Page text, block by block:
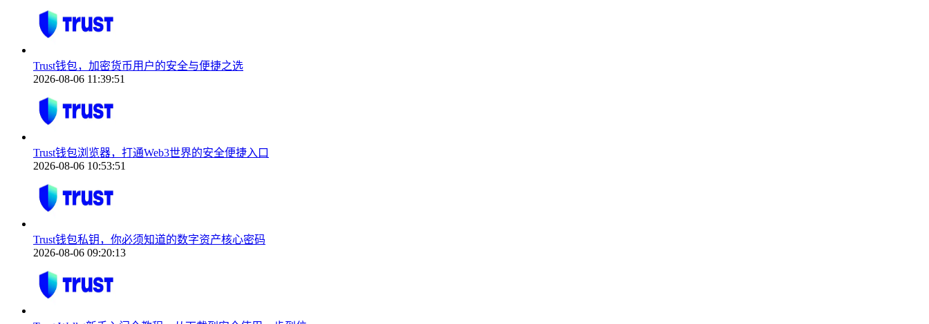
Trust钱包，加密货币用户的安全与便捷之选
2026-08-06 11:39:51
Trust钱包浏览器，打通Web3世界的安全便捷入口
2026-08-06 10:53:51
Trust钱包私钥，你必须知道的数字资产核心密码
2026-08-06 09:20:13